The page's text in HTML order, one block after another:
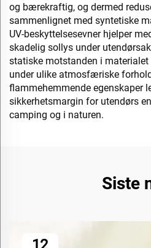
og bærekraftig, og dermed
sammenlignet med syntetiske
UV-beskyttelsesevner hjelper
skadelig sollys under
statiske motstanden i
under ulike atmosfæriske
flammehemmende egenskaper
sikkerhetsmargin for utendørs
camping og i naturen.
Siste